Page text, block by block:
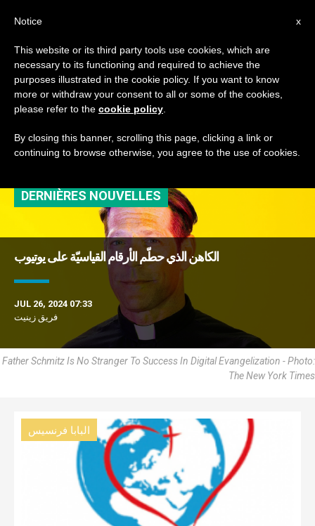
TAG
Posts Tagged
‘مشاهدة’
DERNIÈRES NOUVELLES
الكاهن الذي حطّم الأرقام القياسيّة على يوتيوب
JUL 26, 2024 07:33
فريق زينيت
Father Schmitz Is No Stranger To Success In Digital Evangelization - Photo:
The New York Times
البابا فرنسيس
x
Notice
This website or its third party tools use cookies, which are
necessary to its functioning and required to achieve the
purposes illustrated in the cookie policy. If you want to know
more or withdraw your consent to all or some of the cookies,
please refer to the cookie policy
By closing this banner, scrolling this page, clicking a link or
continuing to browse otherwise, you agree to the use of cookies.